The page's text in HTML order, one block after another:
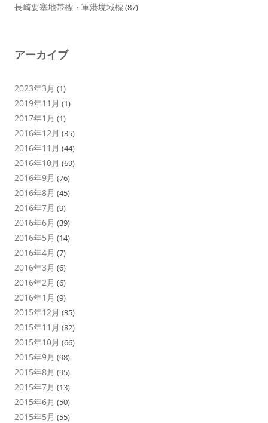
長崎要塞地帯標・軍港境域標(87)
アーカイブ
2023年3月 (1)
2019年11月 (1)
2017年1月 (1)
2016年12月 (35)
2016年11月 (44)
2016年10月 (69)
2016年9月 (76)
2016年8月 (45)
2016年7月 (9)
2016年6月 (39)
2016年5月 (14)
2016年4月 (7)
2016年3月 (6)
2016年2月 (6)
2016年1月 (9)
2015年12月 (35)
2015年11月 (82)
2015年10月 (66)
2015年9月 (98)
2015年8月 (95)
2015年7月 (13)
2015年6月 (50)
2015年5月 (55)